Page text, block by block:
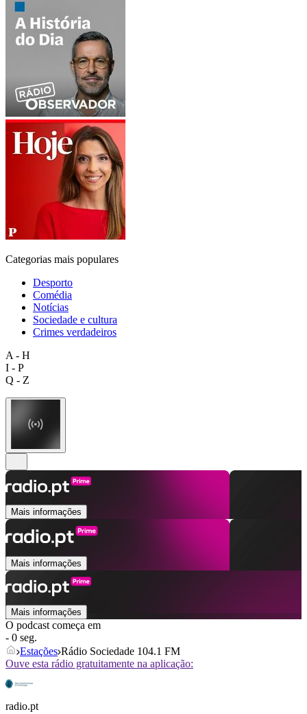
Categorias mais populares
Desporto
Comédia
Notícias
Sociedade e cultura
Crimes verdadeiros
A - H
I - P
Q - Z
Mais informações
Mais informações
Mais informações
O podcast começa em
- 0 seg.
Estações Rádio Sociedade 104.1 FM
Ouve esta rádio gratuitamente na aplicação:
radio.pt